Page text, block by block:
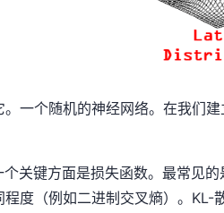
个随机的神经网络。在我们建
键方面是损失函数。最常见的
程度（例如二进制交叉熵）。